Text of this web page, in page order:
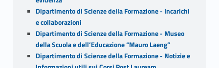
Dipartimento di Scienze della Formazione - Incarichi
e collaborazioni
Dipartimento di Scienze della Formazione - Museo
della Scuola e dell’Educazione “Mauro Laeng”
Dipartimento di Scienze della Formazione - Notizie e